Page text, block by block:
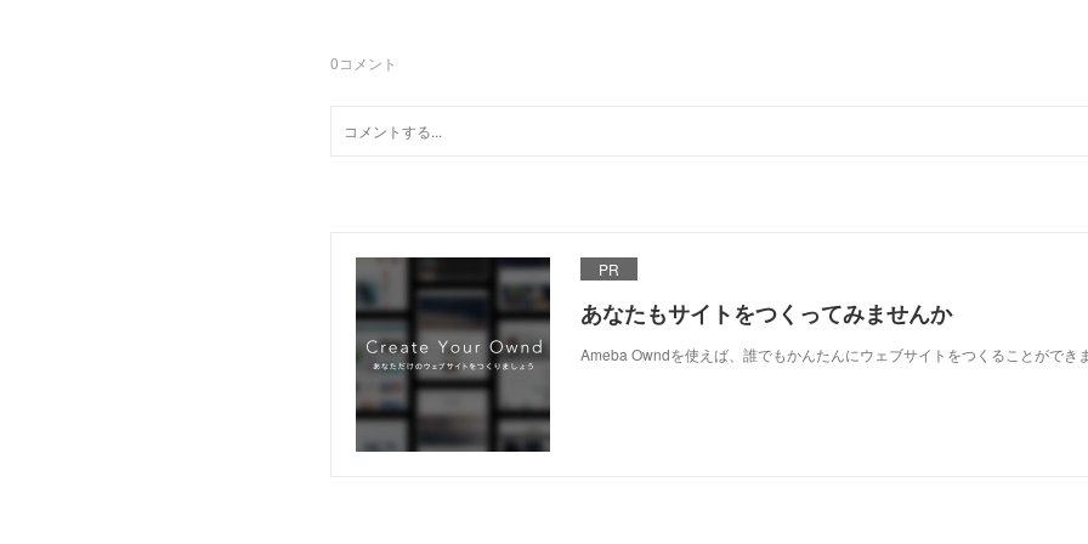
0コメント
PR
あなたもサイトをつくってみませんか
Ameba Owndを使えば、誰でもかんたんにウェブサイトをつくることができ